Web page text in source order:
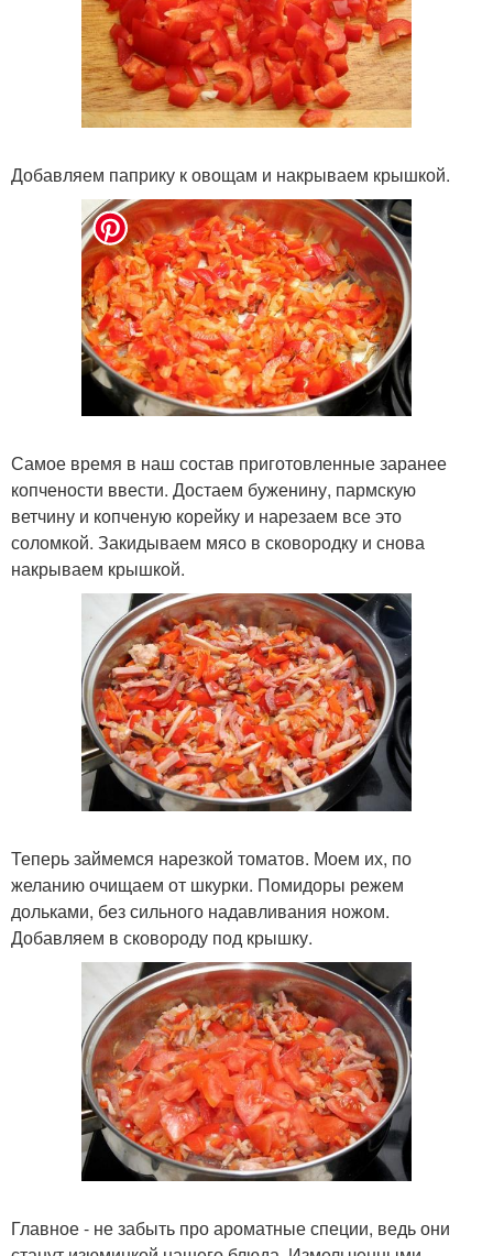
Добавляем паприку к овощам и накрываем крышкой.
Самое время в наш состав приготовленные заранее
копчености ввести. Достаем буженину, пармскую
ветчину и копченую корейку и нарезаем все это
соломкой. Закидываем мясо в сковородку и снова
накрываем крышкой.
Теперь займемся нарезкой томатов. Моем их, по
желанию очищаем от шкурки. Помидоры режем
дольками, без сильного надавливания ножом.
Добавляем в сковороду под крышку.
Главное - не забыть про ароматные специи, ведь они